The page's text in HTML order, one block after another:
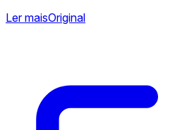
Ler maisOriginal